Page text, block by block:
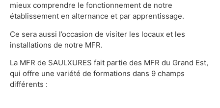
mieux comprendre le fonctionnement de notre
établissement en alternance et par apprentissage.​
Ce sera aussi l’occasion de visiter les locaux et les
installations de notre MFR.​
La MFR de SAULXURES fait partie des MFR du Grand Est,
qui offre une variété de formations dans 9 champs
différents :​